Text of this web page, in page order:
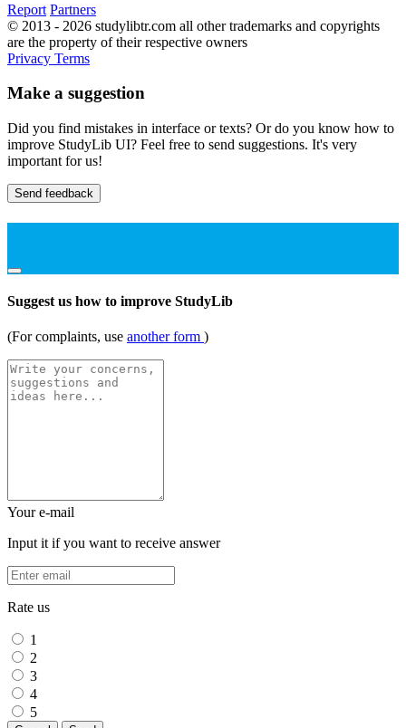
Report Partners
© 2013 - 2026 studylibtr.com all other trademarks and copyrights
are the property of their respective owners
Privacy Terms
Make a suggestion
Did you find mistakes in interface or texts? Or do you know how to
improve StudyLib UI? Feel free to send suggestions. It's very
important for us!
Send feedback
Suggest us how to improve StudyLib
(For complaints, use another form )
Your e-mail
Input it if you want to receive answer
Rate us
1
2
3
4
5